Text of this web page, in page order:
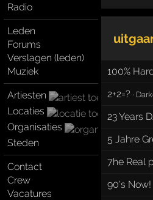
Radio
Leden
Forums
Verslagen (leden)
Muziek
Artiesten
Locaties
Organisaties
Steden
Contact
Crew
Vacatures
100%
2+2=? ·
23 Years
5 Jahre
7he Real
90's Now!